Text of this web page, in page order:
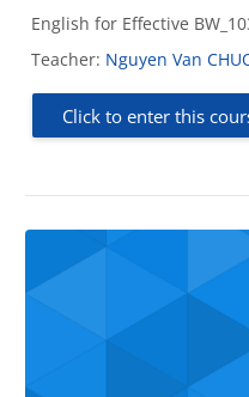
English for Effective
Teacher: Nguyen Van
Click to enter this